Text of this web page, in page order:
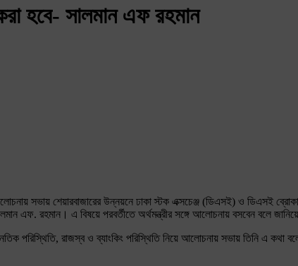
হবে- সালমান এফ রহমান
সভায় শেয়ারবাজারের উন্নয়নে ঢাকা স্টক এক্সচেঞ্জ (ডিএসই) ও ডিএসই
এফ. রহমান। এ বিষয়ে পরবর্তীতে অর্থমন্ত্রীর সঙ্গে আলোচনায় বসবেন বলে
পরিস্থিতি, রাজস্ব ও ব্যাংকিং পরিস্থিতি নিয়ে আলোচনায় সভায় তিনি এ কথা